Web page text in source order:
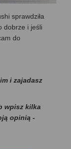
sprawdziła
dobrze i jeśli
do
i zajadasz
wpisz kilka
opinią -